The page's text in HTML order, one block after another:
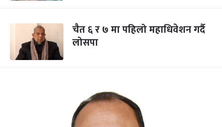
चैत ६ र ७ मा पहिलो महाधिवेशन गर्दै
लोसपा